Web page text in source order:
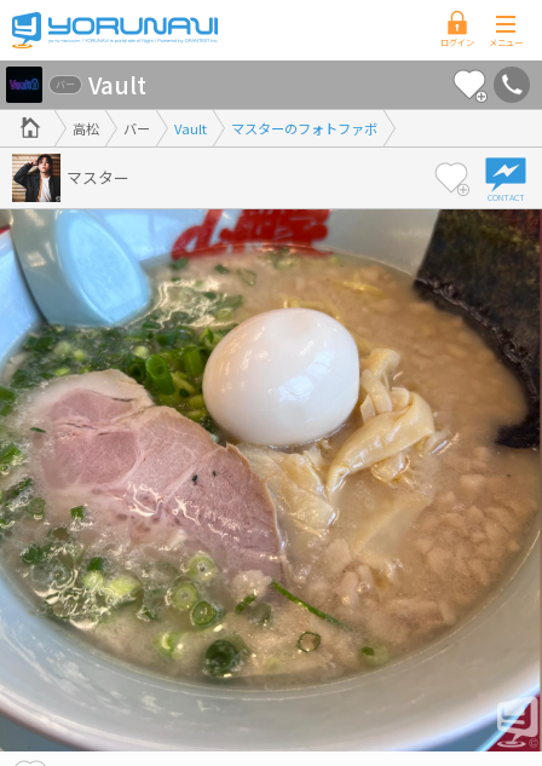
香
川
県
版
高松 バー Vault マスターのフォトファボ
バー Vault
マスター